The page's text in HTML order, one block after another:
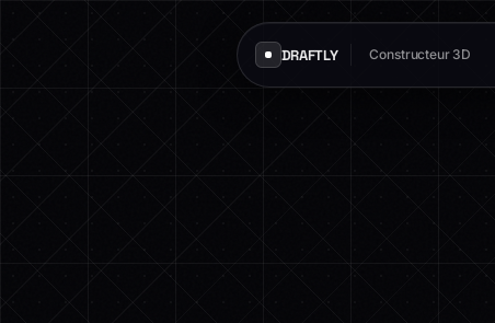
DRAFTLY Constructeur 3D